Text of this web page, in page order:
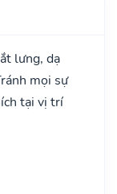
lưng, dạ
mọi sự
tại vị trí